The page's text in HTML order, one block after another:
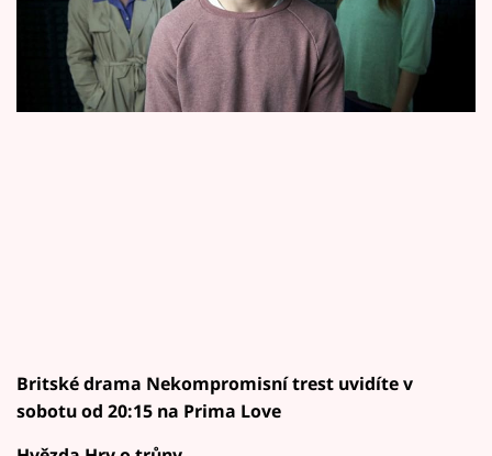
Sledujte prima+
Filmový festival Karlovy Vary
Britské drama Nekompromisní trest uvidíte v
sobotu od 20:15 na Prima Love